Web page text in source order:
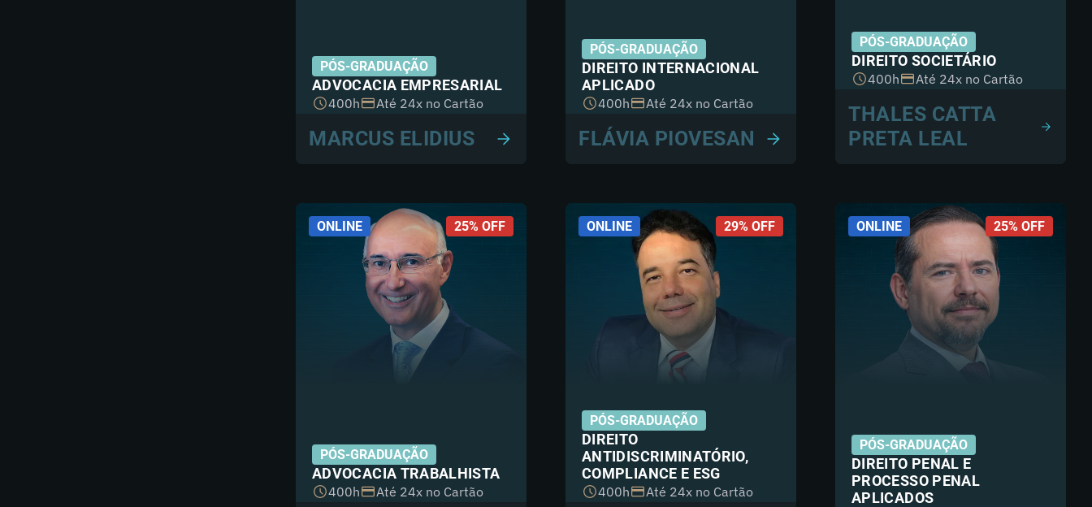
PÓS-GRADUAÇÃO
ADVOCACIA EMPRESARIAL
400h Até 24x no Cartão
MARCUS ELIDIUS
PÓS-GRADUAÇÃO
DIREITO INTERNACIONAL
APLICADO
400h Até 24x no Cartão
FLÁVIA PIOVESAN
PÓS-GRADUAÇÃO
DIREITO SOCIETÁRIO
400h Até 24x no Cartão
THALES CATTA
PRETA LEAL
ONLINE 25% OFF
PÓS-GRADUAÇÃO
ADVOCACIA TRABALHISTA
400h Até 24x no Cartão
ONLINE 29% OFF
PÓS-GRADUAÇÃO
DIREITO
ANTIDISCRIMINATÓRIO,
COMPLIANCE E ESG
400h Até 24x no Cartão
ONLINE 25% OFF
PÓS-GRADUAÇÃO
DIREITO PENAL E
PROCESSO PENAL
APLICADOS